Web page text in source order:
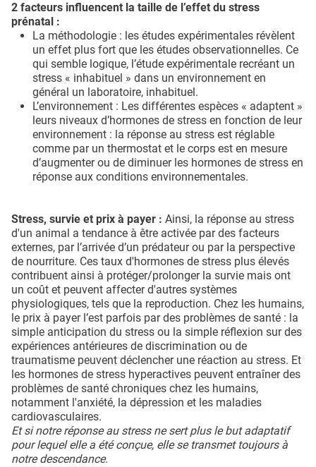
2 facteurs influencent la taille de l’effet du stress
prénatal :
La méthodologie : les études expérimentales révèlent
un effet plus fort que les études observationnelles. Ce
qui semble logique, l’étude expérimentale recréant un
stress « inhabituel » dans un environnement en
général un laboratoire, inhabituel.
L’environnement : Les différentes espèces « adaptent »
leurs niveaux d’hormones de stress en fonction de leur
environnement : la réponse au stress est réglable
comme par un thermostat et le corps est en mesure
d’augmenter ou de diminuer les hormones de stress en
réponse aux conditions environnementales.
Stress, survie et prix à payer : Ainsi, la réponse au stress
d'un animal a tendance à être activée par des facteurs
externes, par l’arrivée d’un prédateur ou par la perspective
de nourriture. Ces taux d'hormones de stress plus élevés
contribuent ainsi à protéger/prolonger la survie mais ont
un coût et peuvent affecter d'autres systèmes
physiologiques, tels que la reproduction. Chez les humains,
le prix à payer l’est parfois par des problèmes de santé : la
simple anticipation du stress ou la simple réflexion sur des
expériences antérieures de discrimination ou de
traumatisme peuvent déclencher une réaction au stress. Et
les hormones de stress hyperactives peuvent entraîner des
problèmes de santé chroniques chez les humains,
notamment l'anxiété, la dépression et les maladies
cardiovasculaires.
Et si notre réponse au stress ne sert plus le but adaptatif
pour lequel elle a été conçue, elle se transmet toujours à
notre descendance.